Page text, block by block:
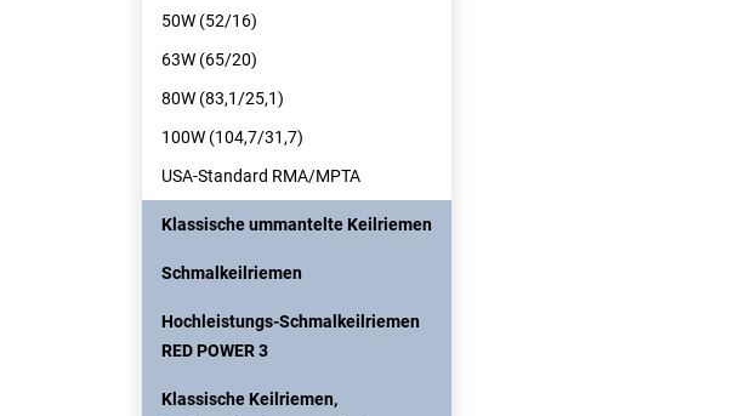
50W (52/16)
63W (65/20)
80W (83,1/25,1)
100W (104,7/31,7)
USA-Standard RMA/MPTA
Klassische ummantelte Keilriemen
Schmalkeilriemen
Hochleistungs-Schmalkeilriemen
RED POWER 3
Klassische Keilriemen,